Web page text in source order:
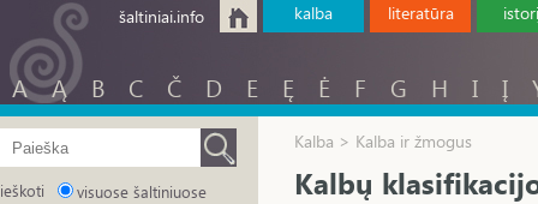
šaltiniai.info kalba literatūra
A Ą B C Č D E Ę Ė F G H I Į
ieškoti
visuose šaltiniuose
Kalba > Kalba ir žmogus
Kalbų